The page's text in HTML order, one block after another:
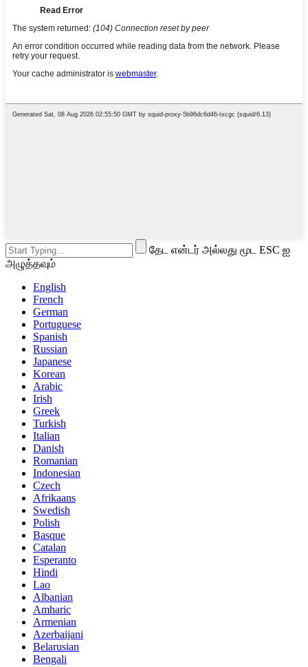
தேட என்டர் அல்லது மூட ESC ஐ
அழுத்தவும்
English
French
German
Portuguese
Spanish
Russian
Japanese
Korean
Arabic
Irish
Greek
Turkish
Italian
Danish
Romanian
Indonesian
Czech
Afrikaans
Swedish
Polish
Basque
Catalan
Esperanto
Hindi
Lao
Albanian
Amharic
Armenian
Azerbaijani
Belarusian
Bengali